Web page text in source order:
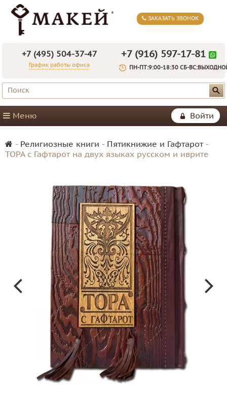
ЗАКАЗАТЬ ЗВОНОК
+7 (495) 504-37-47
График работы офиса
+7 (916) 597-17-81
ПН-ПТ:9:00-18:30 СБ-
Войти
Меню
- Религиозные книги - Пятикнижие и Гафтарот -
ТОРА с Гафтарот на двух языках русском и иврите